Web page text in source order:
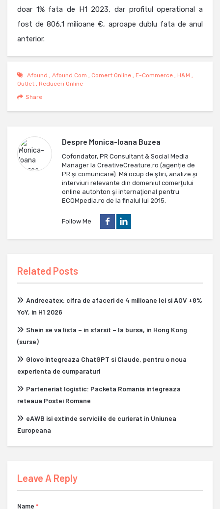
doar 1% fata de H1 2023, dar profitul operational a
fost de 806,1 milioane €, aproape dublu fata de anul
anterior.
Afound , Afound.com , Comert Online , E-Commerce , H&m ,
Outlet , Reduceri Online
Share
Despre Monica-Ioana Buzea
Cofondator, PR Consultant & Social Media
Manager la CreativeCreature.ro (agenție de
PR și comunicare). Mă ocup de ştiri, analize și
interviuri relevante din domeniul comerţului
online autohton şi internaţional pentru
ECOMpedia.ro de la finalul lui 2015.
Follow Me
Related Posts
Andreeatex: cifra de afaceri de 4 milioane lei si AOV +8%
YoY, in H1 2026
Shein se va lista – in sfarsit – la bursa, in Hong Kong
(surse)
Glovo integreaza ChatGPT si Claude, pentru o noua
experienta de cumparaturi
Parteneriat logistic: Packeta Romania integreaza
reteaua Postei Romane
eAWB isi extinde serviciile de curierat in Uniunea
Europeana
Leave A Reply
Name *